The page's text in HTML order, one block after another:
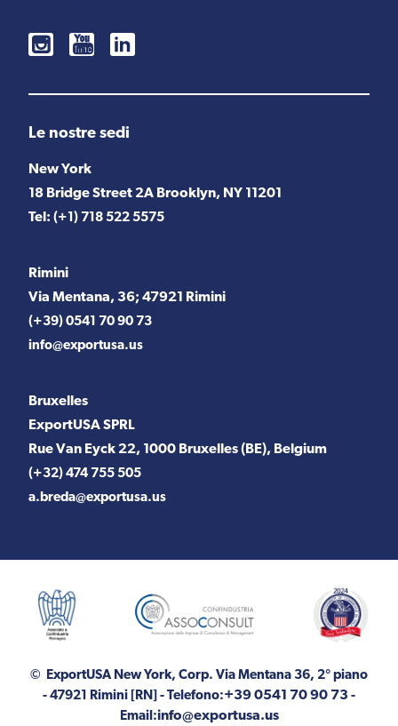
Le nostre sedi
New York
18 Bridge Street 2A Brooklyn, NY 11201
Tel: (+1) 718 522 5575
Rimini
Via Mentana, 36; 47921 Rimini
(+39) 0541 70 90 73
info@exportusa.us
Bruxelles
ExportUSA SPRL
Rue Van Eyck 22, 1000 Bruxelles (BE), Belgium
(+32) 474 755 505
a.breda@exportusa.us
© ExportUSA New York, Corp. Via Mentana 36, 2° piano
- 47921 Rimini [RN] - Telefono:+39 0541 70 90 73 -
Email:info@exportusa.us